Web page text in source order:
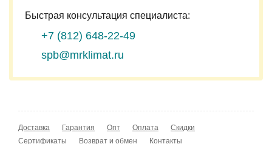
Быстрая консультация специалиста:
+7 (812) 648-22-49
spb@mrklimat.ru
Доставка Гарантия Опт Оплата
Скидки
Сертификаты
Возврат и обмен Контакты